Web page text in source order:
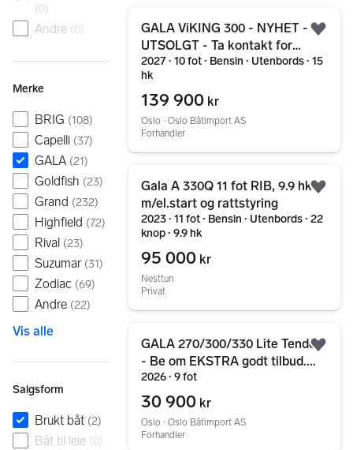
(0)
Andre (0)
Merke
BRIG (108)
Capelli (37)
GALA (21)
Goldfish (23)
Grand (232)
Highfield (72)
Rival (23)
Suzumar (31)
Zodiac (69)
Andre (22)
Vis alle
Salgsform
Brukt båt (2)
Båt til leie (0)
GALA ViKING 300 - NYHET -
UTSOLGT - Ta kontakt for
ekstra godt høst tilbud...
2027 ∙ 10 fot ∙ Bensin ∙ Utenbords ∙ 15
hk
139 900 kr
Oslo ∙ Oslo Båtimport AS
Forhandler
Gala A 330Q 11 fot RIB, 9.9 hk
m/el.start og rattstyring
2023 ∙ 11 fot ∙ Bensin ∙ Utenbords ∙ 22
knop ∙ 9.9 hk
95 000 kr
Nesttun
Privat
GALA 270/300/330 Lite Tender
- Be om EKSTRA godt tilbud....
2026 ∙ 9 fot
30 900 kr
Oslo ∙ Oslo Båtimport AS
Forhandler